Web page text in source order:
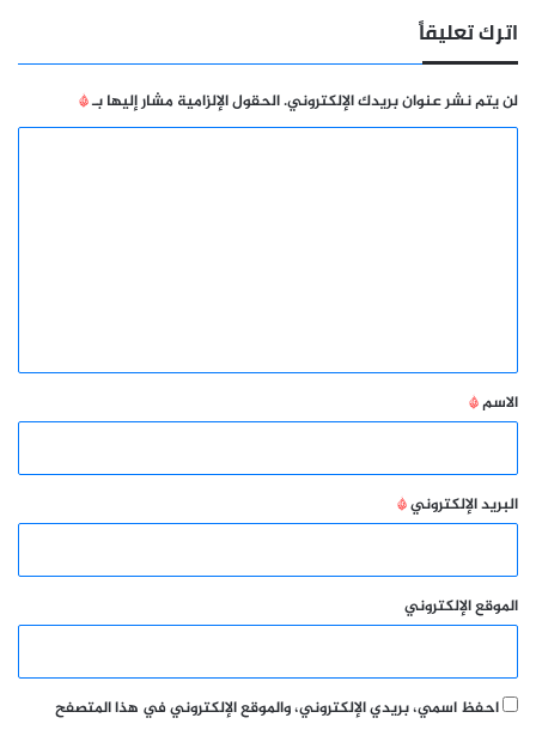
اترك تعليقاً
لن يتم نشر عنوان بريدك الإلكتروني.الحقول الإلزامية مشار إليها بـ*
*
الاسم*
البريد الإلكتروني*
الموقع الإلكتروني
احفظ اسمي، بريدي الإلكتروني، والموقع الإلكتروني في هذا المتصفح